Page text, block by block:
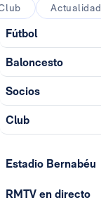
Actualidad
Fútbol
Baloncesto
Socios
Club
Estadio Bernabéu
RMTV en directo